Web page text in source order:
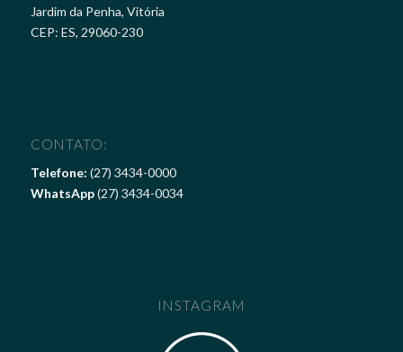
Jardim da Penha, Vitória
CEP: ES, 29060-230
CONTATO:
Telefone: (27) 3434-0000
WhatsApp(27) 3434-0034
INSTAGRAM